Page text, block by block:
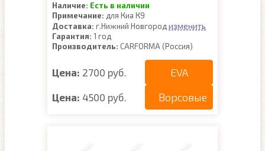
Наличие: Есть в наличии
Примечание: для Киа К9
Доставка: г.Нижний Новгород изменить
Гарантия: 1 год
Производитель: CARFORMA (Россия)
Цена: 2700 руб. EVA
Цена: 4500 руб. Ворсовые